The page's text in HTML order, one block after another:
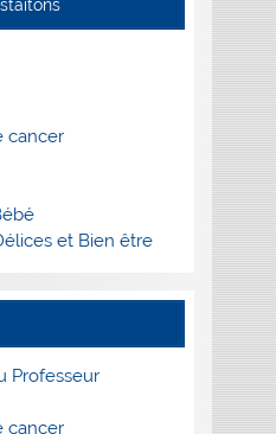
cancer
et Bien être
Professeur
cancer